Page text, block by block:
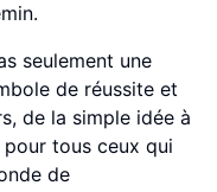
seulement une
de réussite et
de la simple idée à
tous ceux qui
de